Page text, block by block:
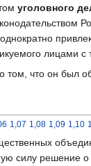
уголовного
лицами с
том, что он был
1,07 1,08 1,09 1,10
силу решение